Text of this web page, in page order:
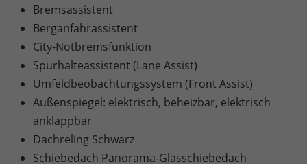
Bremsassistent
Berganfahrassistent
City-Notbremsfunktion
Spurhalteassistent (Lane Assist)
Umfeldbeobachtungssystem (Front Assist)
Außenspiegel: elektrisch, beheizbar, elektrisch
anklappbar
Dachreling Schwarz
Schiebedach Panorama-Glasschiebedach